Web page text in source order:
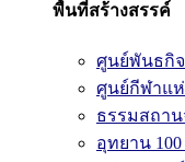
พื้นที่สร้างสรรค์
ศูนย์พันธกิ
ศูนย์กีฬาแ
ธรรมสถา
อุทยาน